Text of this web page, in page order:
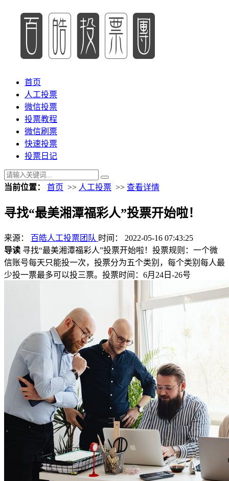
首页
人工投票
微信投票
投票教程
微信刷票
快速投票
投票日记
当前位置： 首页 >> 人工投票 >> 查看详情
寻找“最美湘潭福彩人”投票开始啦！
来源： 百皓人工投票团队 时间： 2022-05-16 07:43:25
导读 寻找“最美湘潭福彩人”投票开始啦！投票规则：一个微
信账号每天只能投一次，投票分为五个类别，每个类别每人最
少投一票最多可以投三票。投票时间：6月24日-26号